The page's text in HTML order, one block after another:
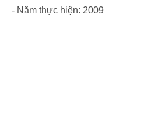
- Năm thực hiện: 2009